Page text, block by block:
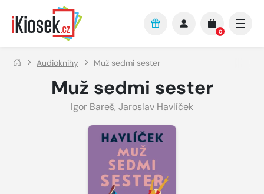
Přejít na hlavní obsah
0
Audioknihy Muž sedmi sester
Muž sedmi sester
Igor Bareš, Jaroslav Havlíček